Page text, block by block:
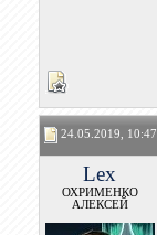
24.05.2019, 10:47
Lex
ОХРИМЕНКО
АЛЕКСЕЙ